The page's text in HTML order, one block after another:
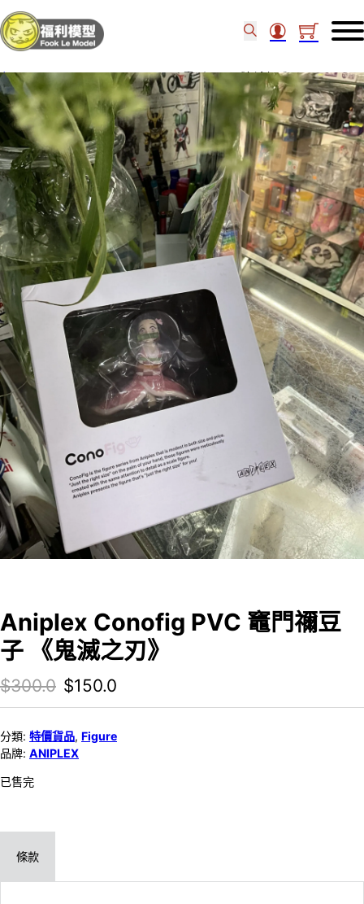
主頁 Figure Aniplex Conofig PVC 竈門禰豆子 《鬼滅之刃》
Aniplex Conofig PVC 竈門禰豆
子 《鬼滅之刃》
$300.0 Original price was: $300.0.
$150.0
分類: 特價貨品, Figure
品牌: ANIPLEX
已售完
條款